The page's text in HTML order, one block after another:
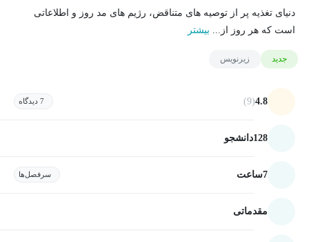
دنیای تغذیه پر از توصیه های متناقض، رژیم های مد روز و اطلاعاتی
است که هر روز از... بیشتر
جدید زیرنویس
4.8
(9) 7 دیدگاه
128دانشجو
7ساعت سرفصل‌ها
مقدماتی